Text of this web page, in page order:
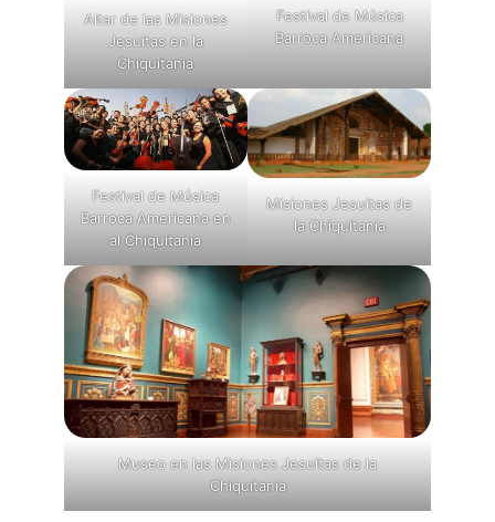
Altar de las Misiones
Jesuitas en la
Chiquitania
Festival de Música
Barroca Americana
Festival de Música
Barroca Americana en
al Chiquitania
Misiones Jesuitas de
la Chiquitania
Museo en las Misiones Jesuitas de la
Chiquitania